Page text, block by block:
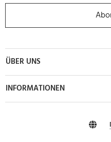
ÜBER UNS
INFORMATIONEN